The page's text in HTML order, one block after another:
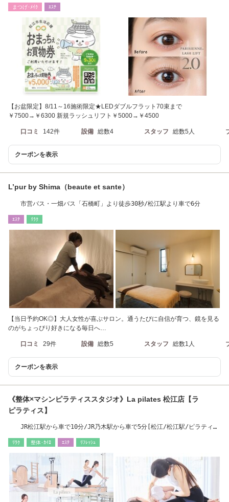
まつげ･ﾒｲｸ ｴｽﾃ
【お盆限定】8/11～16施術限定★LEDダブルフラット70束まで
￥7500→￥6300 新規ラッシュリフト￥5000→￥4500
口コミ 142件 設備 総数4 スタッフ 総数5人
クーポンを表示
L’pur by Shima（beaute et sante）
市営バス・一畑バス「石橋町」より徒歩30秒/松江駅より車で6分
ｴｽﾃ ﾘﾗｸ
【当日予約OK◎】大人女性が喜ぶサロン。通うたびに自信が育つ、鏡を見る
のがちょっぴり好きになる毎日へ…
口コミ 29件 設備 総数5 スタッフ 総数1人
クーポンを表示
《整体×マシンピラティススタジオ》La pilates 松江店【ラ
ピラティス】
JR松江駅から車で10分/JR乃木駅から車で5分[松江/松江駅/ピラティ
ﾘﾗｸ 整体･ｶｲﾛ ｴｽﾃ ﾘﾌﾚｯｼｭ